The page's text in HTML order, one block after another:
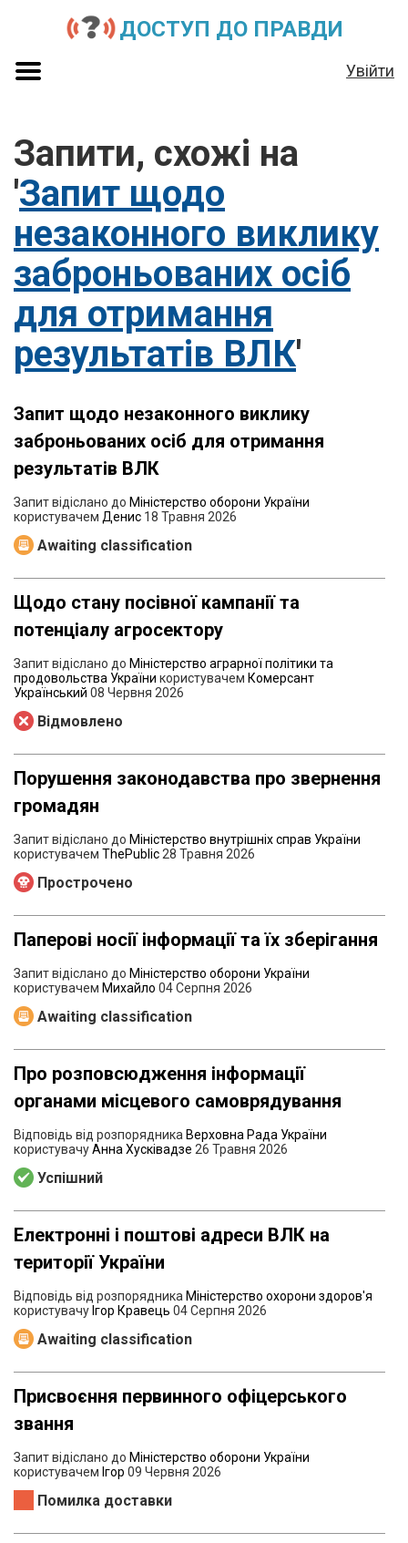
ДОСТУП ДО ПРАВДИ
Увійти
Запити, схожі на
'Запит щодо
незаконного виклику
заброньованих осіб
для отримання
результатів ВЛК'
Запит щодо незаконного виклику
заброньованих осіб для отримання
результатів ВЛК
Запит відіслано до Міністерство оборони України
користувачем Денис 18 Травня 2026
Awaiting classification
Щодо стану посівної кампанії та
потенціалу агросектору
Запит відіслано до Міністерство аграрної політики та
продовольства України користувачем Комерсант
Український 08 Червня 2026
Відмовлено
Порушення законодавства про звернення
громадян
Запит відіслано до Міністерство внутрішніх справ України
користувачем ThePublic 28 Травня 2026
Прострочено
Паперові носії інформації та їх зберігання
Запит відіслано до Міністерство оборони України
користувачем Михайло 04 Серпня 2026
Awaiting classification
Про розповсюдження інформації
органами місцевого самоврядування
Відповідь від розпорядника Верховна Рада України
користувачуАнна Хусківадзе 26 Травня 2026
Успішний
Електронні і поштові адреси ВЛК на
території України
Відповідь від розпорядника Міністерство охорони здоров'я
користувачу Ігор Кравець 04 Серпня 2026
Awaiting classification
Присвоєння первинного офіцерського
звання
Запит відіслано до Міністерство оборони України
користувачем Ігор 09 Червня 2026
Помилка доставки